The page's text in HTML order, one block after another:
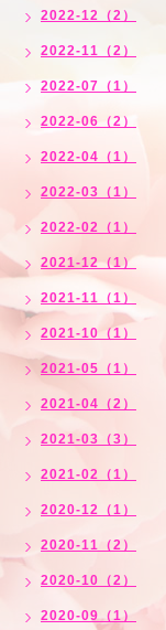
2022-12（2）
2022-11（2）
2022-07（1）
2022-06（2）
2022-04（1）
2022-03（1）
2022-02（1）
2021-12（1）
2021-11（1）
2021-10（1）
2021-05（1）
2021-04（2）
2021-03（3）
2021-02（1）
2020-12（1）
2020-11（2）
2020-10（2）
2020-09（1）